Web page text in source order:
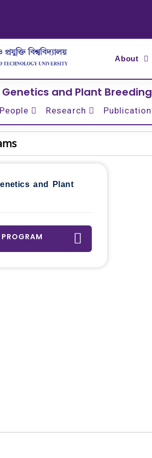
About
and Plant Breeding
People Research Publication
and Plant